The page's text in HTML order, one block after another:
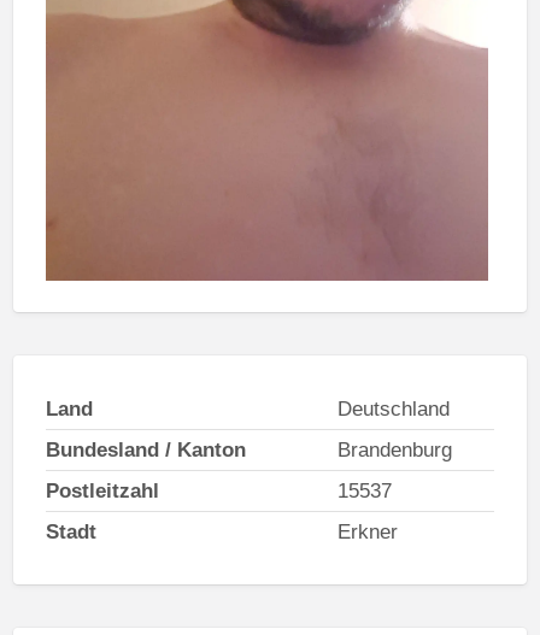
Land
Deutschland
Bundesland / Kanton
Brandenburg
Postleitzahl
15537
Stadt
Erkner